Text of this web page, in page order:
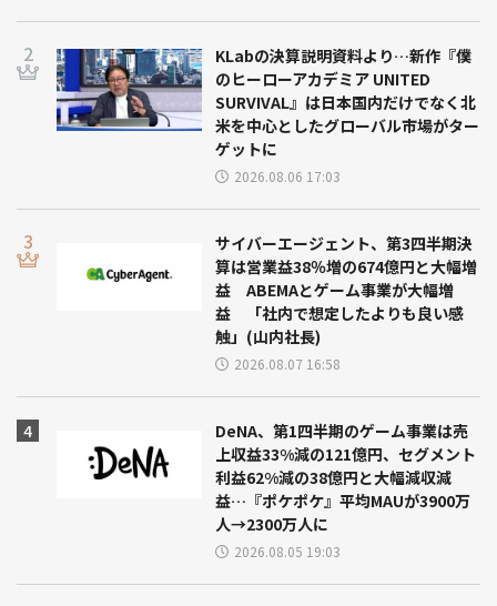
KLabの決算説明資料より…新作『僕
のヒーローアカデミア UNITED
SURVIVAL』は日本国内だけでなく北
米を中心としたグローバル市場がター
ゲットに
2026.08.06 17:03
サイバーエージェント、第3四半期決
算は営業益38％増の674億円と大幅増
益 ABEMAとゲーム事業が大幅増
益 「社内で想定したよりも良い感
触」(山内社長)
2026.08.07 16:58
DeNA、第1四半期のゲーム事業は売
上収益33%減の121億円、セグメント
利益62%減の38億円と大幅減収減
益…『ポケポケ』平均MAUが3900万
人→2300万人に
2026.08.05 19:03